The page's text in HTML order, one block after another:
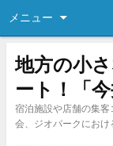
メニュー
地方の小
ート！「
宿泊施設や店舗の集
会、ジオパークにお